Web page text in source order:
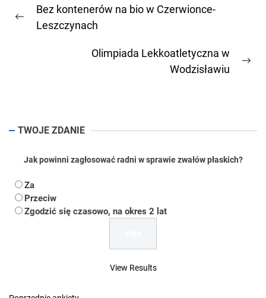
wpisu
Previous
Bez kontenerów na bio w Czerwionce-
Leszczynach
Olimpiada Lekkoatletyczna w
Wodzisławiu
TWOJE ZDANIE
Jak powinni zagłosować radni w sprawie zwałów płaskich?
Za
Przeciw
Zgodzić się czasowo, na okres 2 lat
View Results